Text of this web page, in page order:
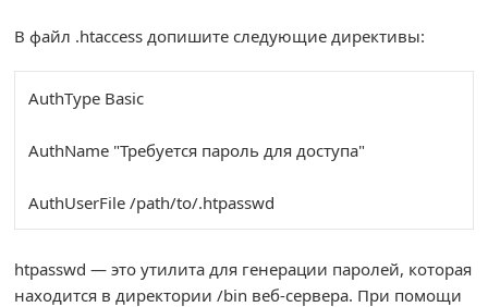
В файл .htaccess допишите следующие директивы:
AuthType Basic
AuthName "Требуется пароль для доступа"
AuthUserFile /path/to/.htpasswd
htpasswd — это утилита для генерации паролей, которая
находится в директории /bin веб-сервера. При помощи